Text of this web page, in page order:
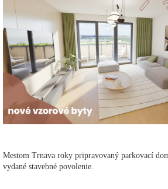
Mestom Trnava roky pripravovaný parkovací
vydané stavebné povolenie.